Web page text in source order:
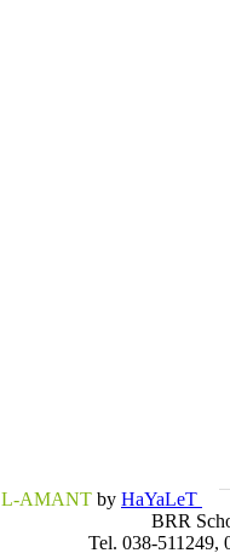
L-AMANT by HaYaLeT
BRR
Tel. 038-511249,